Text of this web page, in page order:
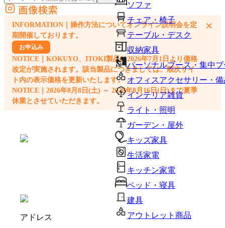
ソファ
チェア・椅子
テーブル・デスク
収納家具
パーソナルブース・集中
オフィスアクセサリー・備
インテリア雑貨
ライト・照明
ガーデン・屋外
キッズ家具
生活家電
キッチン家電
ベッド・寝具
建具
アウトレット商品
外部サイトの商品をカートに追加
他のサイトで見つけた商品ページのURLを貼り付けて、カートに追加できます
画像検索
INFORMATION｜操作方法についてオンライン説明会を定
期開催しております。
お申込み
NOTICE｜KOKUYO、ITOKI製品は2026年7月1日より価格
改定が実施されます。該当製品につきましては、順次サイ
ト内の表示価格を更新いたします。
NOTICE｜2026年8月8日(土) ～ 2026年8月16日(日)まで夏季
休業とさせていただきます。
×
アドレス